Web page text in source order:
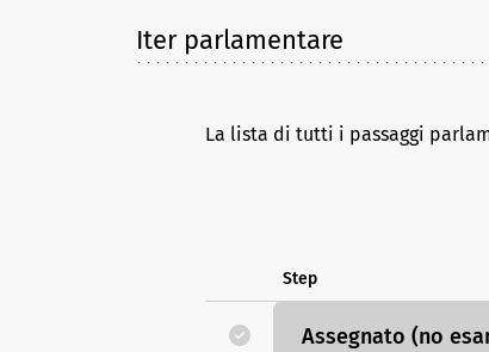
Iter parlamentare
La lista di tutti i passaggi
Step
Assegnato (no